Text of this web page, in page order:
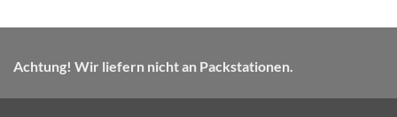
Achtung! Wir liefern nicht an Packstationen.